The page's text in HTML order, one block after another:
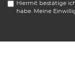
Hiermit bestätige
habe. Meine